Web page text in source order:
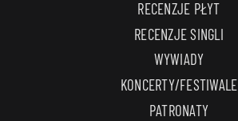
RECENZJE PŁYT
RECENZJE SINGLI
WYWIADY
KONCERTY/FESTIWALE
PATRONATY